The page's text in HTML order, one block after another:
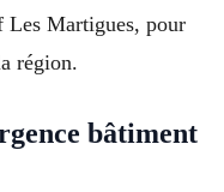
Les Martigues, pour
région.
bâtiment